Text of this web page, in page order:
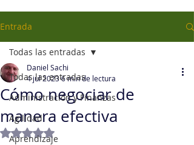
Entrada
Todas las entradas
Administración y Finanzas
Agilidad
Aprendizaje
Todas las entradas
Cómo negociar de
manera efectiva
Daniel Sachi
4 jul 20236 min de lectura
Obtuvo NaN de 5 estrellas.